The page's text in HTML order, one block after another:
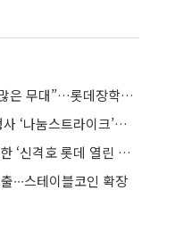
장혜선 이사장 “젊은 예술가에 더 많은 무대”…롯데장학재단 갈라콘서트
롯데장학재단, 스포츠 활용 기부 행사 ‘나눔스트라이크’로 1700만원 조성
롯데장학재단, 발달장애인·가족 위한 ‘신격호 롯데 열린 영화제’
∙∙∙스테이블코인 확장